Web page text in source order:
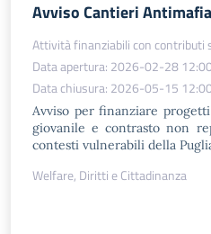
​Avviso Cantieri
Attività finanziabili con contributi
Data apertura: 2026-02-28
Data chiusura: 2026-05-15
Avviso per finanziare
giovanile e contrasto non
contesti vulnerabili della
Welfare, Diritti e Cittadinanza